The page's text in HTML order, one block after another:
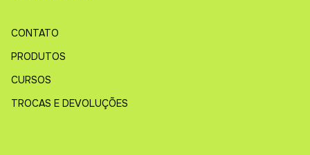
CONTATO
PRODUTOS
CURSOS
TROCAS E DEVOLUÇÕES